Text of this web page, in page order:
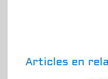
Articles en